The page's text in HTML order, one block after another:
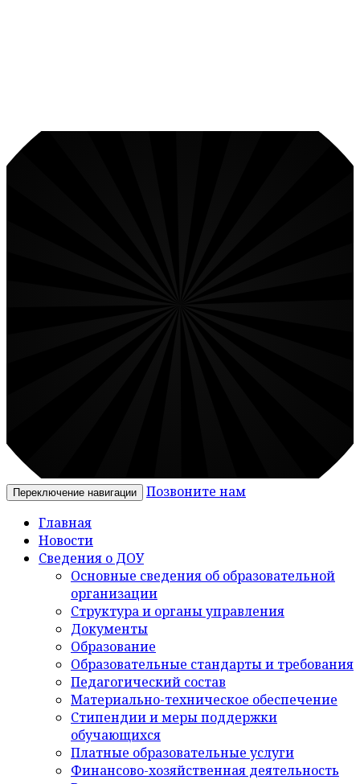
Переключение навигации
Позвоните нам
Главная
Новости
Сведения о ДОУ
Основные сведения об образовательной
организации
Структура и органы управления
Документы
Образование
Образовательные стандарты и требования
Педагогический состав
Материально-техническое обеспечение
Стипендии и меры поддержки
обучающихся
Платные образовательные услуги
Финансово-хозяйственная деятельность